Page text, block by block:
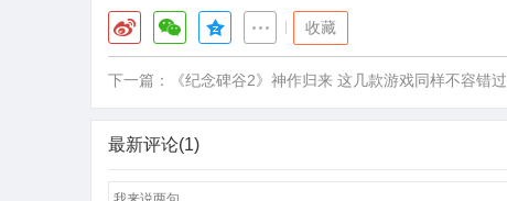
收藏
下一篇： 《纪念碑谷2》神作归来 这几款游戏同样不容错过
最新评论(1)